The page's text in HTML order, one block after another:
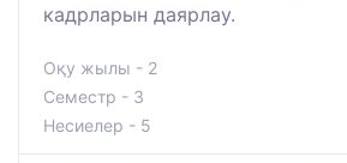
кадрларын даярлау.
Оқу жылы - 2
Семестр - 3
Несиелер - 5